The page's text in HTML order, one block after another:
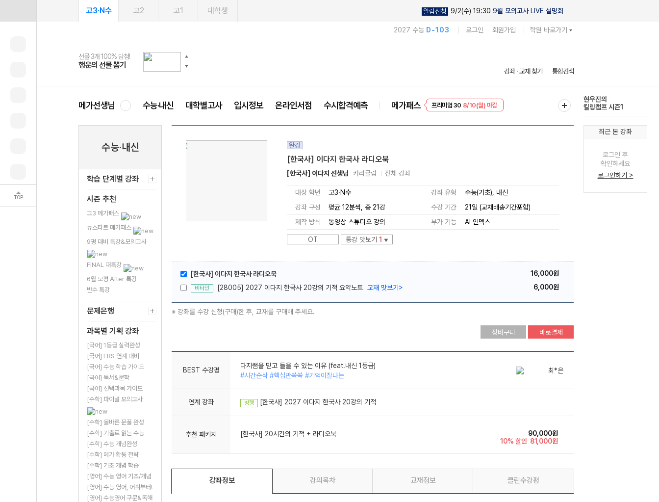
TOP
고3·N수 고2 고1 대학생 알람신청 9/2(수) 19:30 9월 모의고사 LIVE 설명회
2027 수능 D-103 로그인 회원가입 학원 바로가기
메가스터디
선물 3개 100% 당첨!
행운의 선물 뽑기
선물 100% 증정!
메가스터디 X 올리브
여름방학 스터디 캐시백
메가런 썸머스쿨
2027 러셀 단과
강사 공개선발
스마트러닝앱
설문 EVENT
메가패스
3일 무료 체험권
메가패스 수강생 무료혜택!
메가클럽 멤버십
사회공헌 캠페인
희망이룸 메가나눔
강좌 · 교재 찾기 통합검색
메가선생님 수능·내신 대학별고사 입시정보 온라인서점 수시합격예측 메가패스
프리미엄 30 8/10(월) 마감
다채로운 난도
실전 모의고사
수능·내신
학습 단계별 강좌
시즌 추천
고3 메가패스
뉴스타트 메가패스
9평 대비 특강&모의고사
FINAL 대특강
6월 모평 After 특강
반수 특강
문제은행
과목별 기획 강좌
[국어] 1등급 실력완성
[국어] EBS 연계 대비
[국어] 수능 학습 가이드
[국어] 독서&문학
[국어] 선택과목 가이드
[수학] 파이널 모의고사
[수학] 올바른 문풀 완성
[수학] 기출로 읽는 수능
[수학] 수능 개념완성
[수학] 메가 확통 전략
[수학] 기초 개념 학습
[영어] 수능 영어 기초/개념
[영어] 수능 영어, 어휘부터!
[영어] 수능영어 구문&독해
완강
[한국사] 이다지 한국사 라디오북
[한국사] 이다지 선생님 커리큘럼 전체 강좌
대상 학년 고3·N수 강좌 유형
수능(기초), 내신
강좌 구성
평균 12분씩, 총 21강 수강 기간
21일 (교재배송기간포함)
제작 방식
동영상 스튜디오 강의 부가 기능 AI 인덱스
OT 통강 맛보기 1 ▼
[한국사] 이다지 한국사 라디오북 16,000원
비타민 [28005] 2027 이다지 한국사 20강의 기적 요약노트 교재 맛보기 > 6,000원
※ 강좌를 수강 신청(구매)한 후, 교재를 구매해 주세요.
장바구니 바로결제
BEST 수강평
다지쌤을 믿고 들을 수 있는 이유 (feat.내신 1등급)
#시간순삭 #핵심만쏙쏙 #기억이잘나는
최*은
다지쌤과 등급 향상 했다지
연계 강좌 병행 [한국사] 2027 이다지 한국사 20강의 기적
추천 패키지 [한국사] 20시간의 기적 + 라디오북
90,000원
10% 할인 81,000원
강좌정보 강의목차 교재정보 클린수강평
최근 본 강좌
로그인 후
확인하세요
로그인하기 >